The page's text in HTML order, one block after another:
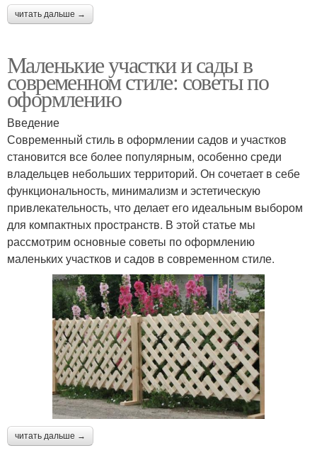
читать дальше →
Маленькие участки и сады в
современном стиле: советы по
оформлению
Введение
Современный стиль в оформлении садов и участков
становится все более популярным, особенно среди
владельцев небольших территорий. Он сочетает в себе
функциональность, минимализм и эстетическую
привлекательность, что делает его идеальным выбором
для компактных пространств. В этой статье мы
рассмотрим основные советы по оформлению
маленьких участков и садов в современном стиле.
читать дальше →